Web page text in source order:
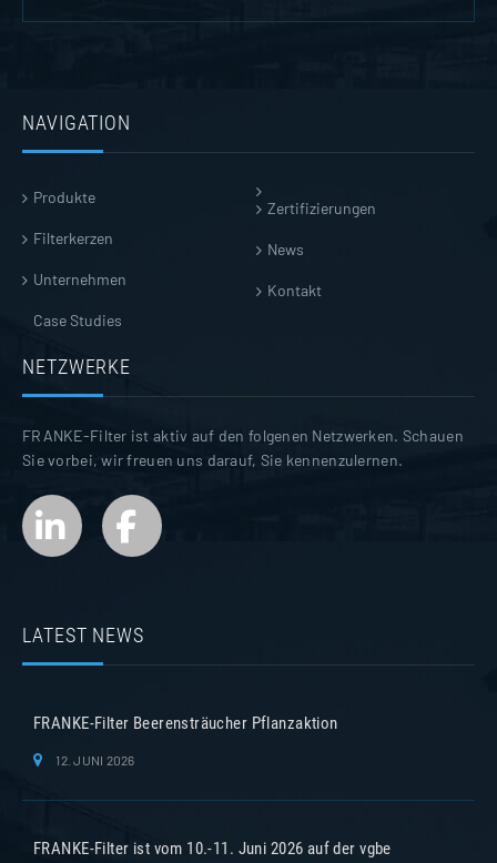
NAVIGATION
Produkte
Filterkerzen
Unternehmen
Case Studies
Zertifizierungen
News
Kontakt
NETZWERKE
FRANKE-Filter ist aktiv auf den folgenen Netzwerken. Schauen
Sie vorbei, wir freuen uns darauf, Sie kennenzulernen.
LATEST NEWS
FRANKE-Filter Beerensträucher Pflanzaktion
12. JUNI 2026
FRANKE-Filter ist vom 10.-11. Juni 2026 auf der vgbe